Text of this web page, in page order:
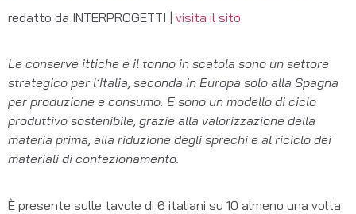
redatto da INTERPROGETTI | visita il sito
Le conserve ittiche e il tonno in scatola sono un settore
strategico per l’Italia, seconda in Europa solo alla Spagna
per produzione e consumo. E sono un modello di ciclo
produttivo sostenibile, grazie alla valorizzazione della
materia prima, alla riduzione degli sprechi e al riciclo dei
materiali di confezionamento.
È presente sulle tavole di 6 italiani su 10 almeno una volta